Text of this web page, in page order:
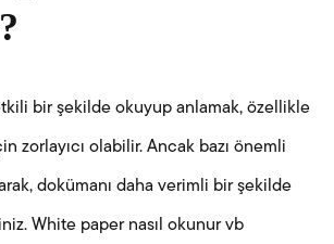
bir şekilde okuyup anlamak, özellikle
zorlayıcı olabilir. Ancak bazı önemli
dokümanı daha verimli bir şekilde
White paper nasıl okunur vb